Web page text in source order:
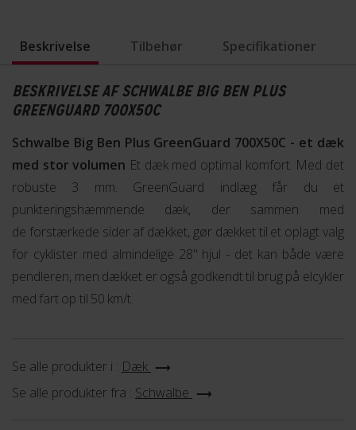
Beskrivelse Tilbehør Specifikationer
BESKRIVELSE AF SCHWALBE BIG BEN PLUS
GREENGUARD 700X50C
Schwalbe Big Ben Plus GreenGuard 700X50C - et dæk
med stor volumen Et dæk med optimal komfort. Med det
robuste 3 mm. GreenGuard indlæg får du et
punkteringshæmmende dæk, der sammen med
de forstærkede sider af dækket, gør dækket til et oplagt valg
for cyklister med almindelige 28" hjul - det kan både være
pendleren, men dækket er også godkendt til brug på elcykler
med fart op til 50 km/t.
Se alle produkter i : Dæk
Se alle produkter fra : Schwalbe